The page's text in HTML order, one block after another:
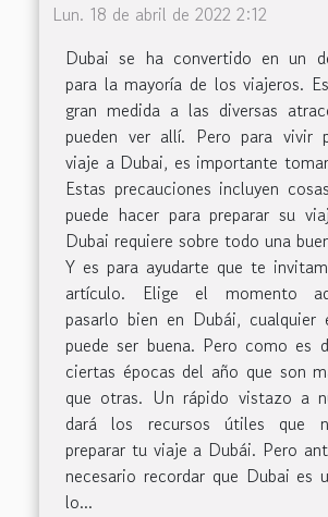
Lun. 18 de abril de 2022 2:12
Dubai se ha convertido en un
para la mayoría de los viajeros.
gran medida a las diversas
pueden ver allí. Pero para vivir
viaje a Dubai, es importante
Estas precauciones incluyen
puede hacer para preparar su
Dubai requiere sobre todo una
Y es para ayudarte que te
artículo. Elige el momento
pasarlo bien en Dubái, cualquier
puede ser buena. Pero como es
ciertas épocas del año que son
que otras. Un rápido vistazo a
dará los recursos útiles que
preparar tu viaje a Dubái. Pero
necesario recordar que Dubai es
lo...